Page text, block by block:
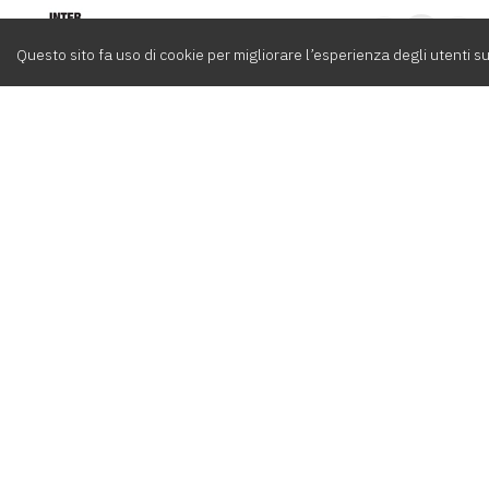
Questo sito fa uso di cookie per migliorare l’esperienza degli utenti